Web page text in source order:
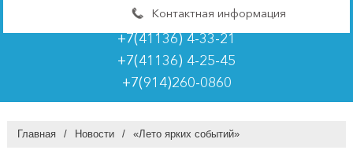
Контактная информация
+7(41136) 4-33-21
+7(41136) 4-25-45
+7(914)260-0860
Главная / Новости / «Лето ярких событий»